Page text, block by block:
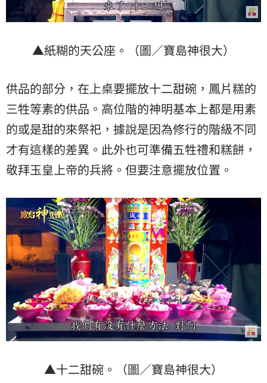
▲紙糊的天公座。（圖／寶島神很大）
供品的部分，在上桌要擺放十二甜碗，鳳片糕的
三牲等素的供品。高位階的神明基本上都是用素
的或是甜的來祭祀，據說是因為修行的階級不同
才有這樣的差異。此外也可準備五牲禮和糕餅，
敬拜玉皇上帝的兵將。但要注意擺放位置。
▲十二甜碗。（圖／寶島神很大）